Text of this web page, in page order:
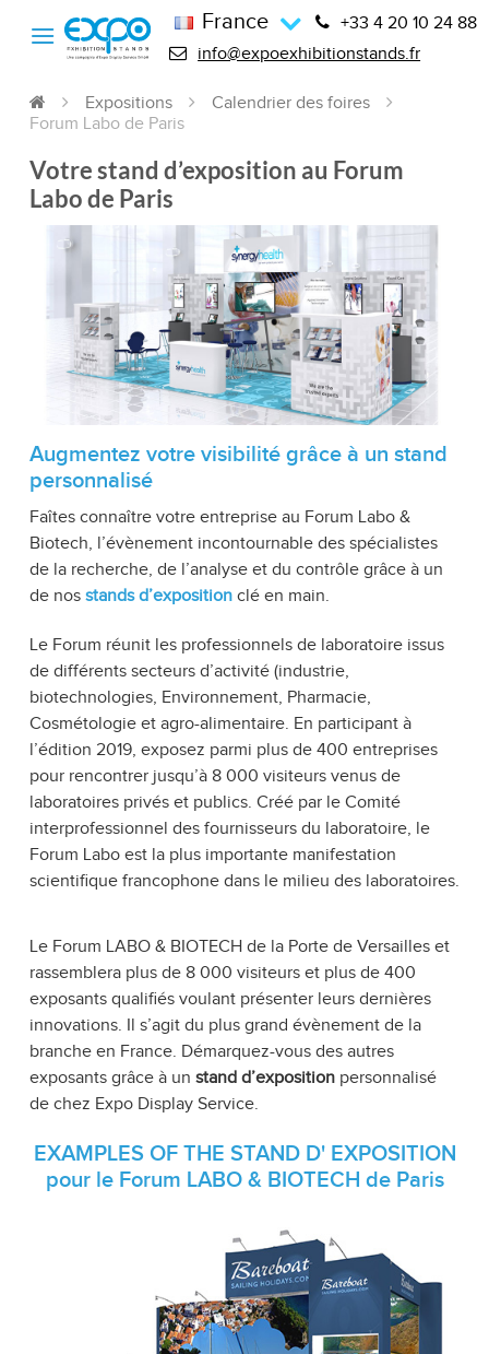
France
+33 4 20 10 24 88
info@expoexhibitionstands.fr
Expositions
Calendrier des foires
Forum Labo de Paris
Votre stand d’exposition au Forum
Labo de Paris
Augmentez votre visibilité grâce à un stand
personnalisé
Faîtes connaître votre entreprise au Forum Labo &
Biotech, l’évènement incontournable des spécialistes
de la recherche, de l’analyse et du contrôle grâce à un
de nos stands d’exposition clé en main.
Le Forum réunit les professionnels de laboratoire issus
de différents secteurs d’activité (industrie,
biotechnologies, Environnement, Pharmacie,
Cosmétologie et agro-alimentaire. En participant à
l’édition 2019, exposez parmi plus de 400 entreprises
pour rencontrer jusqu’à 8 000 visiteurs venus de
laboratoires privés et publics. Créé par le Comité
interprofessionnel des fournisseurs du laboratoire, le
Forum Labo est la plus importante manifestation
scientifique francophone dans le milieu des laboratoires.
Le Forum LABO & BIOTECH de la Porte de Versailles et
rassemblera plus de 8 000 visiteurs et plus de 400
exposants qualifiés voulant présenter leurs dernières
innovations. Il s’agit du plus grand évènement de la
branche en France. Démarquez-vous des autres
exposants grâce à un stand d’exposition personnalisé
de chez Expo Display Service.
EXAMPLES OF THE STAND D' EXPOSITION
pour le Forum LABO & BIOTECH de Paris